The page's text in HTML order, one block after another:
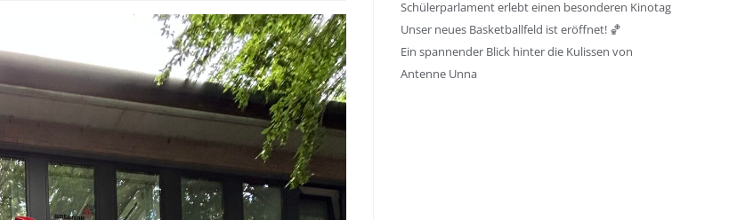
Schülerparlament erlebt einen besonderen Kinotag
Unser neues Basketballfeld ist eröffnet! 🏀
Ein spannender Blick hinter die Kulissen von
Antenne Unna